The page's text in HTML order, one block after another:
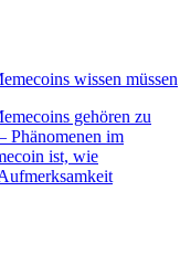
wissen müssen
gehören zu
Phänomenen im
ist, wie